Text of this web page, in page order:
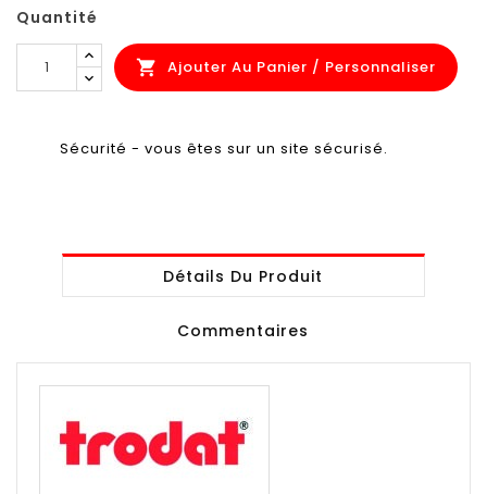
Quantité
 Ajouter Au Panier / Personnaliser
Sécurité - vous êtes sur un site sécurisé.
Détails Du Produit
Commentaires